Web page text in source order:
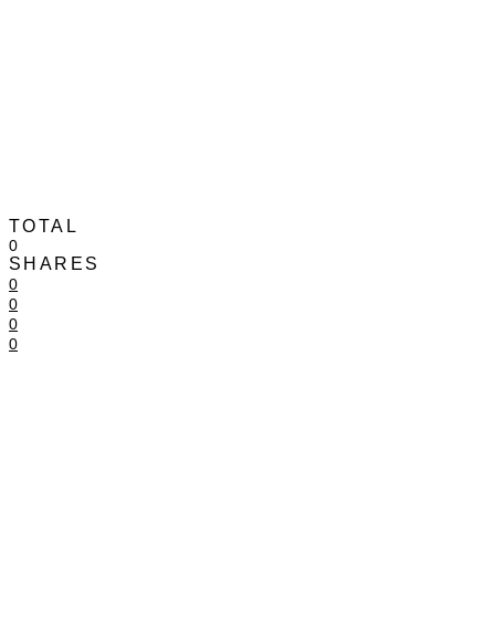
TOTAL
0
SHARES
0
0
0
0